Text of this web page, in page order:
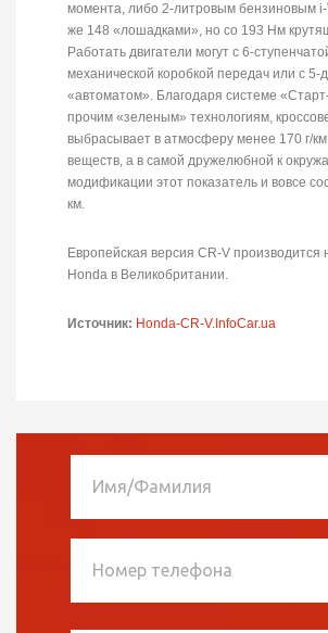
момента, либо 2-литровым бензиновым i-
же 148 «лошадками», но со 193 Нм
Работать двигатели могут с 6-
механической коробкой передач или с
«автоматом». Благодаря системе
прочим «зеленым» технологиям,
выбрасывает в атмосферу менее 170 г/
веществ, а в самой дружелюбной к
модификации этот показатель и вовсе
км.
Европейская версия CR-V производится
Honda в Великобритании.
Источник: Honda-CR-V.InfoCar.ua